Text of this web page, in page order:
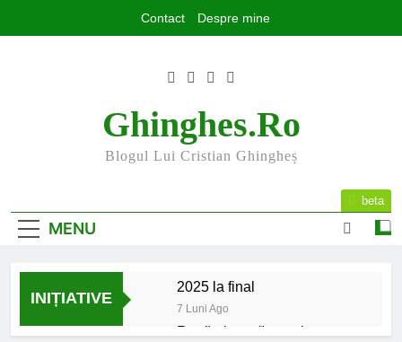
Contact Despre mine
Ghinghes.ro
Blogul Lui Cristian Ghingheș
MENU
beta
INIȚIATIVE
2025 la final
7 Luni Ago
Rugăminte către cei care